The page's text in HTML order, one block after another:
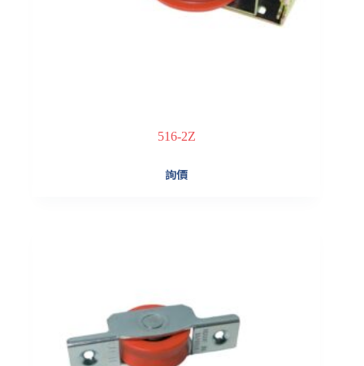
516-2Z
詢價